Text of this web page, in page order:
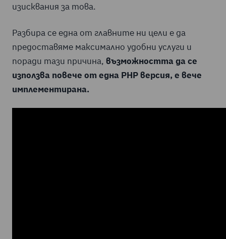
изисквания за това.
Разбира се една от главните ни цели е да
предоставяме максимално удобни услуги и
поради тази причина, възможността да се
използва повече от една PHP версия, е вече
имплементирана.